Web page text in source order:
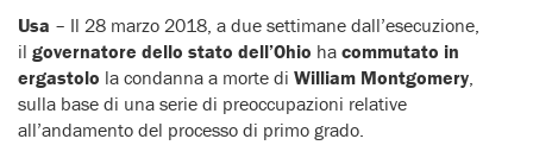
Usa – Il 28 marzo 2018, a due settimane dall’esecuzione,
il governatore dello stato dell’Ohio ha commutato in
ergastolo la condanna a morte di William Montgomery
sulla base di una serie di preoccupazioni relative
all’andamento del processo di primo grado.